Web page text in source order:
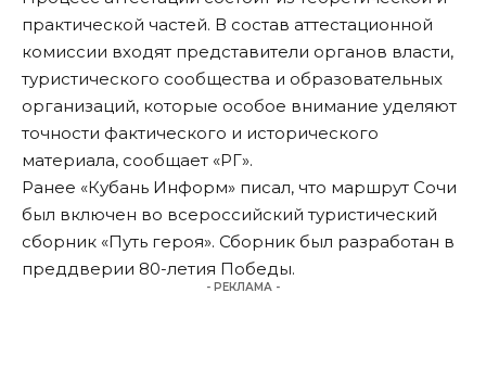
практической частей. В состав аттестационной
комиссии входят представители органов власти,
туристического сообщества и образовательных
организаций, которые особое внимание уделяют
точности фактического и исторического
материала, сообщает «РГ».
Ранее «Кубань Информ» писал, что маршрут Сочи
был включен во всероссийский туристический
сборник «Путь героя». Сборник был разработан в
преддверии 80-летия Победы.
- РЕКЛАМА -